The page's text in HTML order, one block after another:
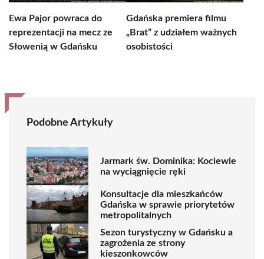
Ewa Pajor powraca do
reprezentacji na mecz ze
Słowenią w Gdańsku
Gdańska premiera filmu
„Brat” z udziałem ważnych
osobistości
Podobne Artykuły
Jarmark św. Dominika: Kociewie
na wyciągnięcie ręki
Konsultacje dla mieszkańców
Gdańska w sprawie priorytetów
metropolitalnych
Sezon turystyczny w Gdańsku a
zagrożenia ze strony
kieszonkowców